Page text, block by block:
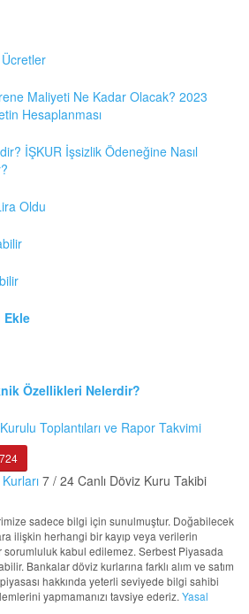
Maliyeti Ne Kadar Olacak? 2023
Hesaplanması
İŞKUR İşsizlik Ödeneğine Nasıl
Oldu
Ekle
Özellikleri Nelerdir?
Toplantıları ve Rapor Takvimi
7 / 24 Canlı Döviz Kuru Takibi
sadece bilgi için sunulmuştur. Doğabilecek
ilişkin herhangi bir kayıp veya verilerin
kabul edilemez. Serbest Piyasada
Bankalar döviz kurlarına farklı alım ve satım
hakkında yeterli seviyede bilgi sahibi
yapmamanızı tavsiye ederiz. Yasal